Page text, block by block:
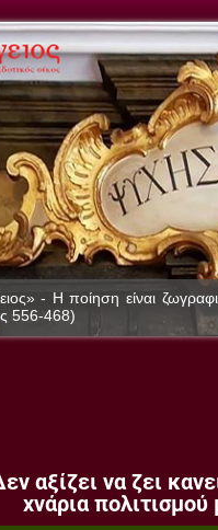
- Η ποίηση είναι
556-468)
αξίζει να ζει
χνάρια